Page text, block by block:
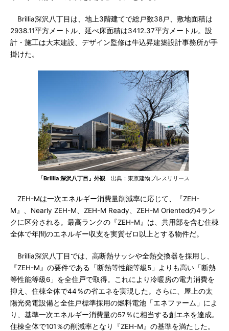
Brillia深沢八丁目は、地上3階建てで総戸数38戸、敷地面積は
2938.11平方メートル、延べ床面積は3412.37平方メートル。設
計・施工は大末建設、デザイン監修は牛込昇建築設計事務所が手
掛けた。
「Brillia 深沢八丁目」外観 出典：東京建物プレスリリース
ZEH-Mは一次エネルギー消費量削減率に応じて、『ZEH-
M』、Nearly ZEH-M、ZEH-M Ready、ZEH-M Orientedの4ラン
クに区分される。最高ランクの『ZEH-M』は、共用部を含む住棟
全体で年間のエネルギー収支を実質ゼロ以上とする物件だ。
Brillia深沢八丁目では、高断熱サッシや全熱交換器を採用し、
『ZEH-M』の要件である「断熱等性能等級5」よりも高い「断熱
等性能等級6」を全住戸で取得。これにより冷暖房の電力消費を
抑え、住棟全体で44％の省エネを実現した。さらに、屋上の太
陽光発電設備と全住戸標準採用の燃料電池「エネファーム」によ
り、基準一次エネルギー消費量の57％に相当する創エネを達成。
住棟全体で101％の削減率となり『ZEH-M』の基準を満たした。